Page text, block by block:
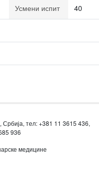
Усмени испит 40
тел: +381 11 3615 436,
936
медицине